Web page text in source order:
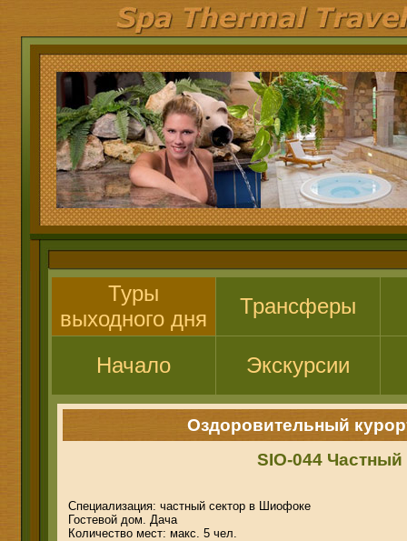
Туры
выходного дня
Трансферы
Начало Экскурсии
Оздоровительный
SIO-044
Специализация: частный сектор в Шиофоке
Гостевой дом. Дача
Количество мест: макс. 5 чел.